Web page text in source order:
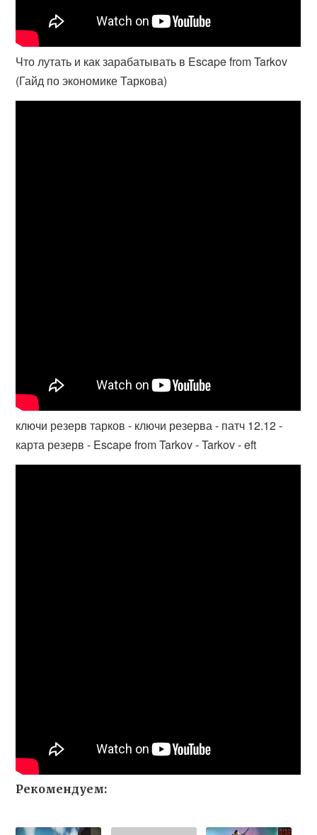
Что лутать и как зарабатывать в Escape from Tarkov
(Гайд по экономике Таркова)
ключи резерв тарков - ключи резерва - патч 12.12 -
карта резерв - Escape from Tarkov - Tarkov - eft
Рекомендуем: